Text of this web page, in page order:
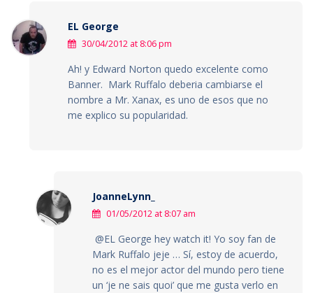
EL George
30/04/2012 at 8:06 pm
Ah! y Edward Norton quedo excelente como
Banner. Mark Ruffalo deberia cambiarse el
nombre a Mr. Xanax, es uno de esos que no
me explico su popularidad.
JoanneLynn_
01/05/2012 at 8:07 am
@EL George hey watch it! Yo soy fan de
Mark Ruffalo jeje … Sí, estoy de acuerdo,
no es el mejor actor del mundo pero tiene
un ‘je ne sais quoi’ que me gusta verlo en